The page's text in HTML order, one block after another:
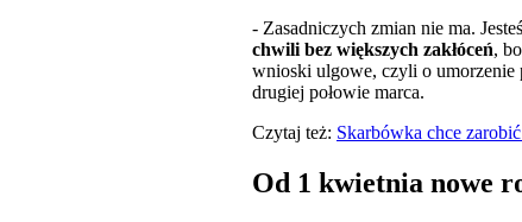
- Zasadniczych zmian nie ma.
chwili bez większych zakłóceń,
wnioski ulgowe, czyli o umorzenie
drugiej połowie marca.
Czytaj też: Skarbówka chce
Od 1 kwietnia nowe